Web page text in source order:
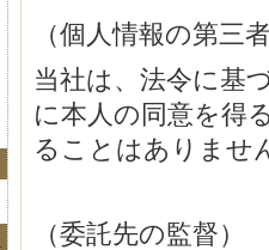
（個人情報の第三
当社は、法令に基
に本人の同意を得
ることはありませ
（委託先の監督）